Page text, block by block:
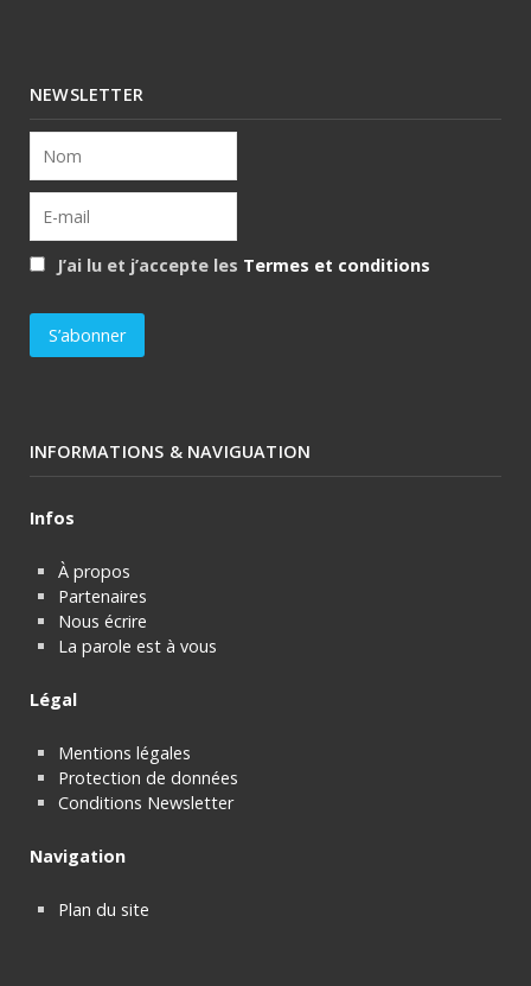
NEWSLETTER
J’ai lu et j’accepte les Termes et conditions
INFORMATIONS & NAVIGUATION
Infos
À propos
Partenaires
Nous écrire
La parole est à vous
Légal
Mentions légales
Protection de données
Conditions Newsletter
Navigation
Plan du site